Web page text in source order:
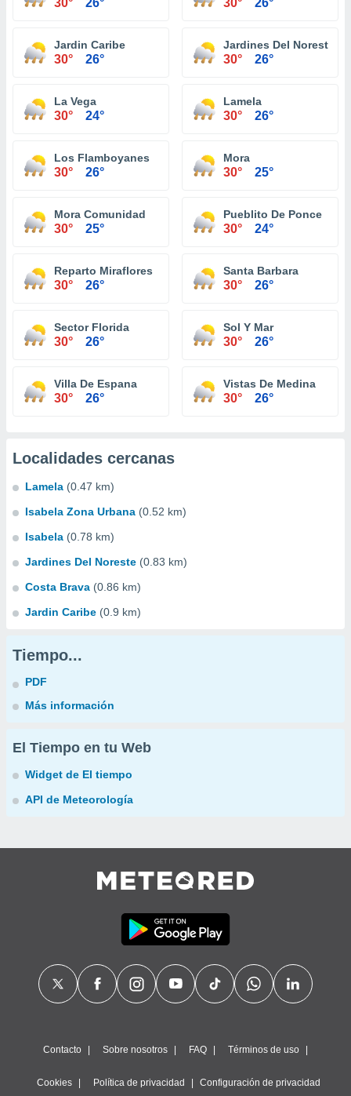
30° 26° 30° 26°
Jardin Caribe
30° 26°
Jardines Del Noreste
30° 26°
La Vega
30° 24°
Lamela
30° 26°
Los Flamboyanes
30° 26°
Mora
30° 25°
Mora Comunidad
30° 25°
Pueblito De Ponce
30° 24°
Reparto Miraflores
30° 26°
Santa Barbara
30° 26°
Sector Florida
30° 26°
Sol Y Mar
30° 26°
Villa De Espana
30° 26°
Vistas De Medina
30° 26°
Localidades cercanas
Lamela (0.47 km)
Isabela Zona Urbana (0.52 km)
Isabela (0.78 km)
Jardines Del Noreste (0.83 km)
Costa Brava (0.86 km)
Jardin Caribe (0.9 km)
Tiempo...
PDF
Más información
El Tiempo en tu Web
Widget de El tiempo
API de Meteorología
Contacto Sobre nosotros FAQ Términos de uso
Cookies Política de privacidad Configuración de privacidad